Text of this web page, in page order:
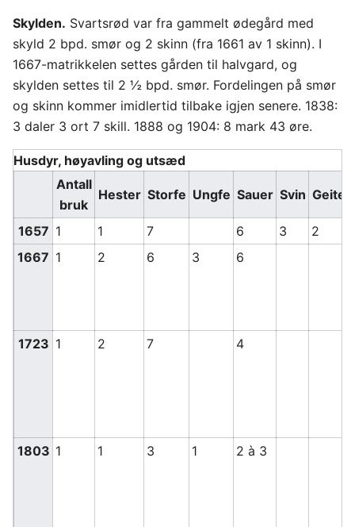
Skylden. Svartsrød var fra gammelt ødegård med
skyld 2 bpd. smør og 2 skinn (fra 1661 av 1 skinn). I
1667-matrikkelen settes gården til halvgard, og
skylden settes til 2 ½ bpd. smør. Fordelingen på smør
og skinn kommer imidlertid tilbake igjen senere. 1838:
3 daler 3 ort 7 skill. 1888 og 1904: 8 mark 43 øre.
Husdyr, høyavling og utsæd
Antall
bruk
Hester Storfe Ungfe Sauer Svin Geiter
1657 1 1 7 6 3
2
1667 1 2 6 3 6
1723 1 2 7 4
1803 1 1 3 1 2 à 3